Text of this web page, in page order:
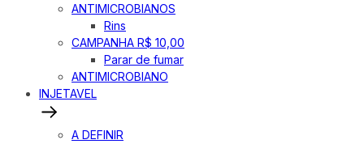
ANTIMICROBIANOS
Rins
CAMPANHA R$ 10,00
Parar de fumar
ANTIMICROBIANO
INJETAVEL
A DEFINIR